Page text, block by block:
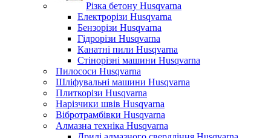
Різка бетону Husqvarna
Електрорізи Husqvarna
Бензорізи Husqvarna
Гідрорізи Husqvarna
Канатні пили Husqvarna
Стінорізні машини Husqvarna
Пилососи Husqvarna
Шліфувальні машини Husqvarna
Плиткорізи Husqvarna
Нарізчики швів Husqvarna
Вібротрамбівки Husqvarna
Алмазна техніка Husqvarna